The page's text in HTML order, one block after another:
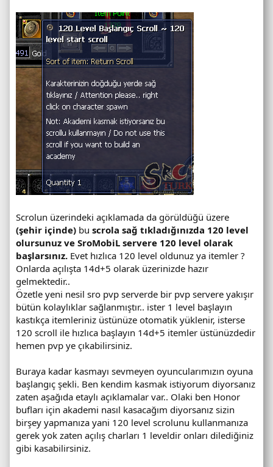
Scrolun üzerindeki açıklamada da görüldüğü üzere
(şehir içinde) bu scrola sağ tıkladığınızda 120 level
olursunuz ve SroMobiL servere 120 level olarak
başlarsınız. Evet hızlıca 120 level oldunuz ya itemler ?
Onlarda açılışta 14d+5 olarak üzerinizde hazır
gelmektedir..
Özetle yeni nesil sro pvp serverde bir pvp servere yakışır
bütün kolaylıklar sağlanmıştır.. ister 1 level başlayın
kastıkça itemleriniz üstünüze otomatik yüklenir, isterse
120 scroll ile hızlıca başlayın 14d+5 itemler üstünüzdedir
hemen pvp ye çıkabilirsiniz.
Buraya kadar kasmayı sevmeyen oyuncularımızın oyuna
başlangıç şekli. Ben kendim kasmak istiyorum diyorsanız
zaten aşağıda etaylı açıklamalar var.. Olaki ben Honor
bufları için akademi nasıl kasacağım diyorsanız sizin
birşey yapmanıza yani 120 level scrolunu kullanmanıza
gerek yok zaten açılış charları 1 leveldir onları dilediğiniz
gibi kasabilirsiniz.